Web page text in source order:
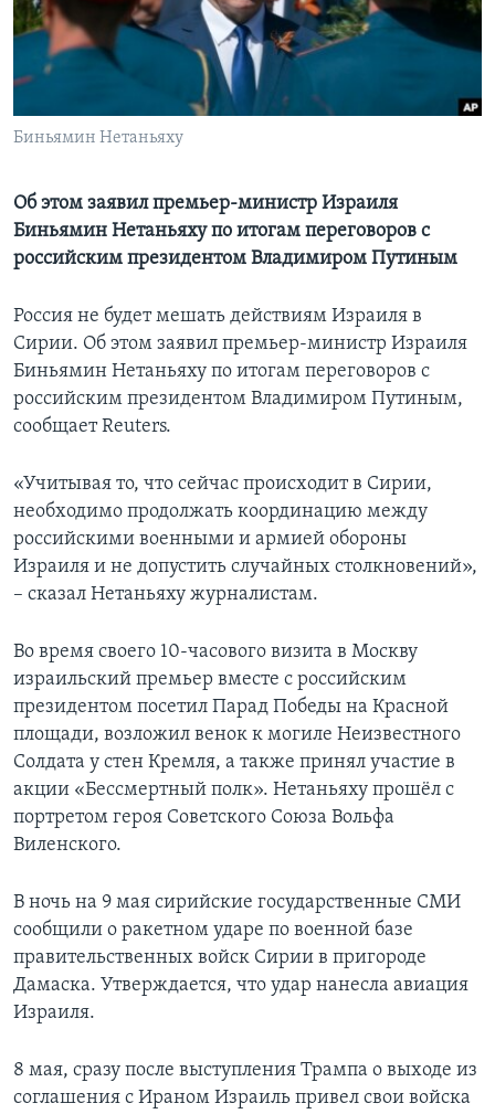
Learning English
Языки
Биньямин Нетаньяху
Об этом заявил премьер-министр Израиля
Биньямин Нетаньяху по итогам переговоров с
российским президентом Владимиром Путиным
Россия не будет мешать действиям Израиля в
Сирии. Об этом заявил премьер-министр Израиля
Биньямин Нетаньяху по итогам переговоров с
российским президентом Владимиром Путиным,
сообщает Reuters.
«Учитывая то, что сейчас происходит в Сирии,
необходимо продолжать координацию между
российскими военными и армией обороны
Израиля и не допустить случайных столкновений»,
– сказал Нетаньяху журналистам.
Во время своего 10-часового визита в Москву
израильский премьер вместе с российским
президентом посетил Парад Победы на Красной
площади, возложил венок к могиле Неизвестного
Солдата у стен Кремля, а также принял участие в
акции «Бессмертный полк». Нетаньяху прошёл с
портретом героя Советского Союза Вольфа
Виленского.
В ночь на 9 мая сирийские государственные СМИ
сообщили о ракетном ударе по военной базе
правительственных войск Сирии в пригороде
Дамаска. Утверждается, что удар нанесла авиация
Израиля.
8 мая, сразу после выступления Трампа о выходе из
соглашения с Ираном Израиль привел свои войска